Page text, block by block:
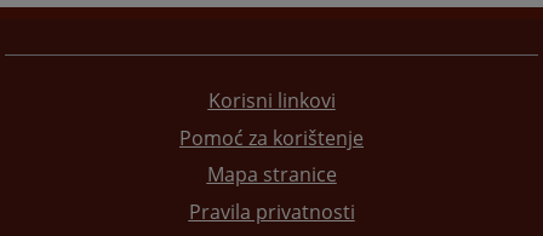
Korisni linkovi
Pomoć za korištenje
Mapa stranice
Pravila privatnosti